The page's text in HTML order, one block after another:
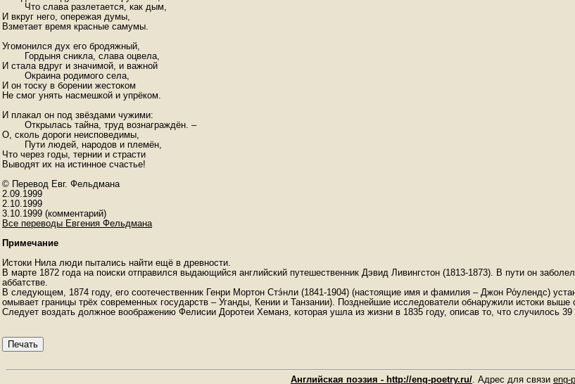
И вкруг него, опережая думы,
Взметает время красные самумы.
Угомонился дух его бродяжный,
И стала вдруг и значимой, и важной
И он тоску в борении жестоком
Не смог унять насмешкой и упрёком.
И плакал он под звёздами чужими:
О, сколь дороги неисповедимы,
Что через годы, тернии и страсти
Выводят их на истинное счастье!
© Перевод Евг. Фельдмана
2.09.1999
2.10.1999
Все переводы Евгения Фельдмана
Примечание
Истоки Нила люди пытались найти ещё в древности.
В марте 1872 года на поиски отправился выдающийся английский путешественник Дэвид Ливингстон (1813-1873). В пути он
аббатстве.
В следующем, 1874 году, его соотечественник Генри Мортон Стэ́нли (1841-1904) (настоящие имя и фамилия – Джон Ро́улендс)
омывает границы трёх современных государств – Уганды, Кении и Танзании). Позднейшие исследователи обнаружили истоки выше
Следует воздать должное воображению Фелисии Доротеи Хеманз, которая ушла из жизни в 1835 году, описав то, что случилось 39
Печать
Английская поэзия - http://eng-poetry.ru/. Адрес для связи eng-